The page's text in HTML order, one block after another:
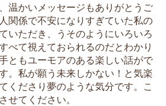
温かいメッセージもありがとうご
関係で不安になりすぎていた私の
いただき、うそのようにいろいろ
べて視えておられるのだとわかり
ともユーモアのある楽しい話がで
。私が願う未来しかない！と気楽
くださり夢のような気分です。こ
せてください。